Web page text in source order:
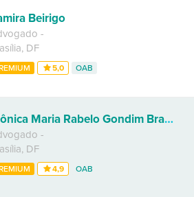
Beirigo
-
, DF
5,0 OAB
Mônica Maria Rabelo Gondim Braga Barrense
-
, DF
4,9 OAB